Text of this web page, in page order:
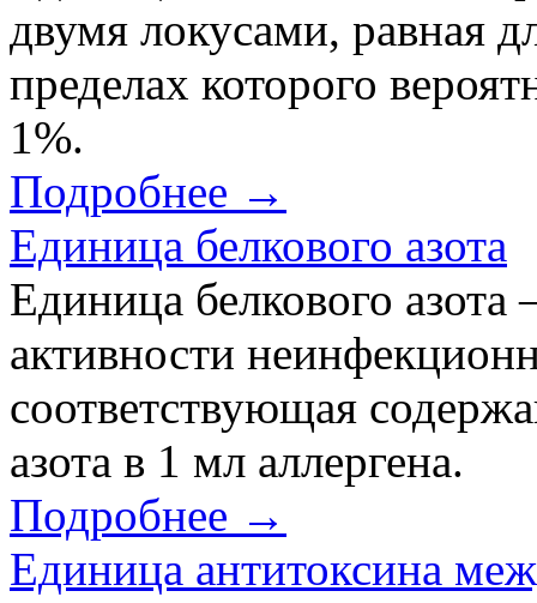
двумя локусами, равная
пределах которого
1%.
Подробнее →
Единица белкового азота
Единица белкового
активности
соответствующая
азота в 1 мл аллергена.
Подробнее →
Единица антитоксина